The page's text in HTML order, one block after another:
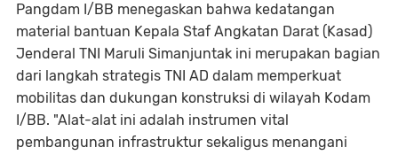
Pangdam I/BB menegaskan bahwa kedatangan
material bantuan Kepala Staf Angkatan Darat (Kasad)
Jenderal TNI Maruli Simanjuntak ini merupakan bagian
dari langkah strategis TNI AD dalam memperkuat
mobilitas dan dukungan konstruksi di wilayah Kodam
I/BB. "Alat-alat ini adalah instrumen vital
pembangunan infrastruktur sekaligus menangani